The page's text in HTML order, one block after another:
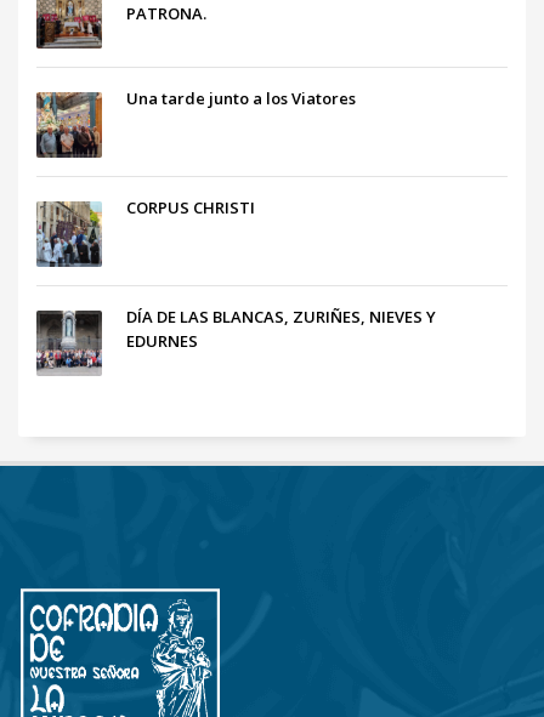
PATRONA.
Una tarde junto a los Viatores
CORPUS CHRISTI
DÍA DE LAS BLANCAS, ZURIÑES, NIEVES Y
EDURNES